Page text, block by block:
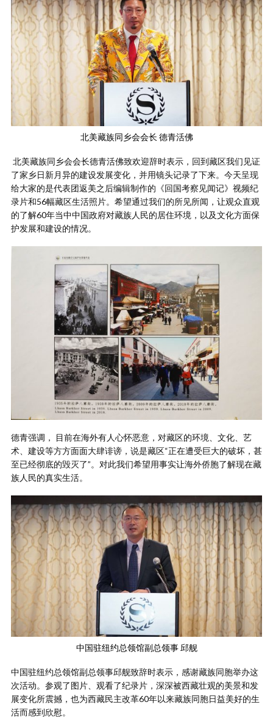
北美藏族同乡会会长 德青活佛
北美藏族同乡会会长德青活佛致欢迎辞时表示，回到藏区我们见证
了家乡日新月异的建设发展变化，并用镜头记录了下来。今天呈现
给大家的是代表团返美之后编辑制作的《回国考察见闻记》视频纪
录片和56幅藏区生活照片。希望通过我们的所见所闻，让观众直观
的了解60年当中中国政府对藏族人民的居住环境，以及文化方面保
护发展和建设的情况。
德青强调， 目前在海外有人心怀恶意，对藏区的环境、文化、艺
术、建设等方方面面大肆诽谤，说是藏区“正在遭受巨大的破坏，甚
至已经彻底的毁灭了”。对此我们希望用事实让海外侨胞了解现在藏
族人民的真实生活。
中国驻纽约总领馆副总领事 邱舰
中国驻纽约总领馆副总领事邱舰致辞时表示，感谢藏族同胞举办这
次活动。参观了图片、观看了纪录片，深深被西藏壮观的美景和发
展变化所震撼，也为西藏民主改革60年以来藏族同胞日益美好的生
活而感到欣慰。